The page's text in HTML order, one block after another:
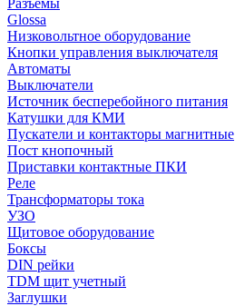
Разъемы
Glossa
Низковольтное оборудование
Кнопки управления выключателя
Автоматы
Выключатели
Источник бесперебойного питания
Катушки для КМИ
Пускатели и контакторы магнитные
Пост кнопочный
Приставки контактные ПКИ
Реле
Трансформаторы тока
УЗО
Щитовое оборудование
Боксы
DIN рейки
TDM щит учетный
Заглушки